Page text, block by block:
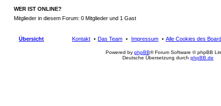
WER IST ONLINE?
Mitglieder in diesem Forum: 0 Mitglieder und 1 Gast
Übersicht Alle Cookies des
Impressum
Das Team
Kontakt
Powered by phpBB® Forum Software © phpBB
Deutsche Übersetzung durch phpBB.de